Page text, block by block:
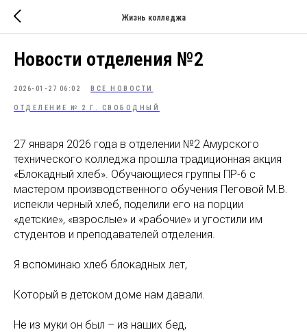
Жизнь колледжа
Новости отделения №2
2026-01-27 06:02 ВСЕ НОВОСТИ
ОТДЕЛЕНИЕ № 2 Г. СВОБОДНЫЙ
27 января 2026 года в отделении №2 Амурского
технического колледжа прошла традиционная акция
«Блокадный хлеб». Обучающиеся группы ПР-6 с
мастером производственного обучения Пеговой М.В.
испекли черный хлеб, поделили его на порции
«детские», «взрослые» и «рабочие» и угостили им
студентов и преподавателей отделения.
Я вспоминаю хлеб блокадных лет,
Который в детском доме нам давали.
Не из муки он был – из наших бед,